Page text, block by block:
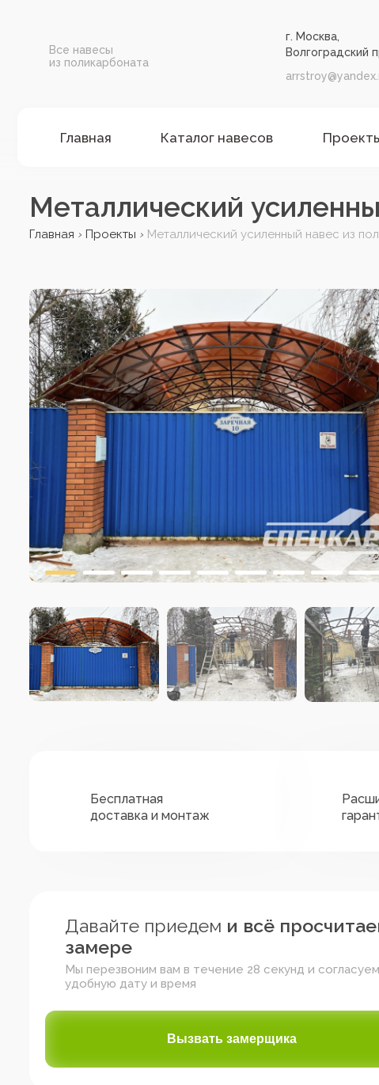
Все навесы
из поликарбоната
г. Москва,
Волгоградский
Главная Каталог навесов
Металлический
Главная › Проекты › Металлический усиленный навес из
Бесплатная
доставка и монтаж
Давайте приедем и всё
замере
Мы перезвоним вам в течение 28 секунд и согласуем
удобную дату и время
Вызвать замерщика